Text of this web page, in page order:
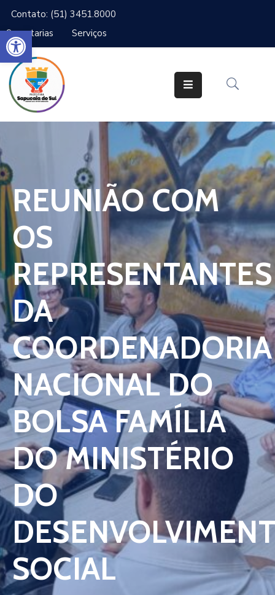
Contato: (51) 3451.8000
Secretarias
Serviços
Cidade
Gabinetes
Secretarias
Serviços
IPTU
Notícias
Ouvidoria
Contato
REUNIÃO COM
OS
REPRESENTANTES
DA
COORDENADORIA
NACIONAL DO
BOLSA FAMÍLIA
DO MINISTÉRIO
DO
SOCIAL
Abrir a barra de ferramentas